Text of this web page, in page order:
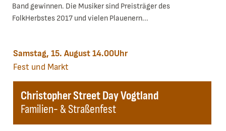
Band gewinnen. Die Musiker sind Preisträger des
FolkHerbstes 2017 und vielen Plauenern...
Christopher Street Day Vogtland
Familien- & Straßenfest
Samstag, 15. August 14.00Uhr
Fest und Markt